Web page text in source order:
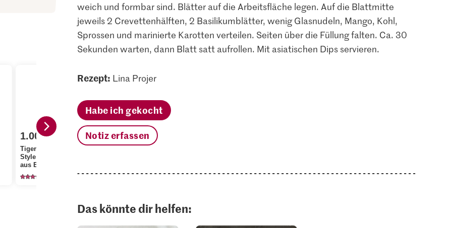
1.00
Tiger Kitchen Chinese
Style Glass Noodles
aus Erbsen- und
Mungobohnenstärke
2628 790 128 219
weich und formbar sind. Blätter auf die Arbeitsfläche legen. Auf die Blattmitte
jeweils 2 Crevettenhälften, 2 Basilikumblätter, wenig Glasnudeln, Mango, Kohl,
Sprossen und marinierte Karotten verteilen. Seiten über die Füllung falten. Ca. 30
Sekunden warten, dann Blatt satt aufrollen. Mit asiatischen Dips servieren.
Rezept: Lina Projer
Habe ich gekocht
Notiz erfassen
Das könnte dir helfen: